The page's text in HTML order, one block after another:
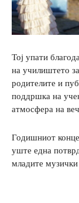
Тој упати
на училиштето
родителите и
поддршка на
атмосфера на
Годишниот
уште една
младите